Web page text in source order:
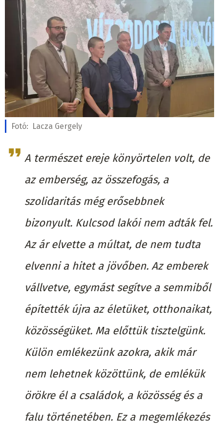
Fotó: Lacza Gergely
A természet ereje könyörtelen volt, de
az emberség, az összefogás, a
szolidaritás még erősebbnek
bizonyult. Kulcsod lakói nem adták fel.
Az ár elvette a múltat, de nem tudta
elvenni a hitet a jövőben. Az emberek
vállvetve, egymást segítve a semmiből
építették újra az életüket, otthonaikat,
közösségüket. Ma előttük tisztelgünk.
Külön emlékezünk azokra, akik már
nem lehetnek közöttünk, de emlékük
örökre él a családok, a közösség és a
falu történetében. Ez a megemlékezés